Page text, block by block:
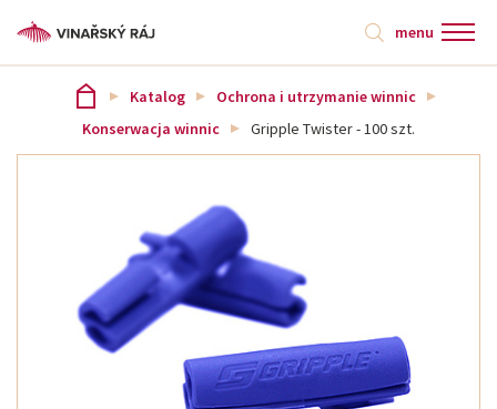
menu
Katalog
Ochrona i utrzymanie winnic
Konserwacja winnic
Gripple Twister - 100 szt.